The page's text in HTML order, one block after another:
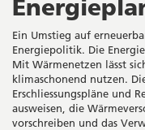
Startseite
Hauptnavigation
Inhalt
Sitemap
Suche
gerade
in:
Ein Umstieg auf
Energiepolitik. Die
Mit Wärmenetzen lässt
klimaschonend nutzen.
Erschliessungspläne und
ausweisen, die
vorschreiben und das